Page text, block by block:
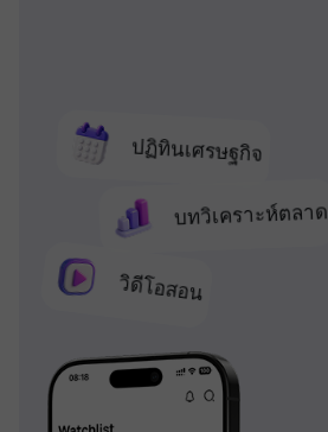
ปฏิทินเศรษฐกิจ
บทวิเคราะห์ตลาด
วิดีโอสอน